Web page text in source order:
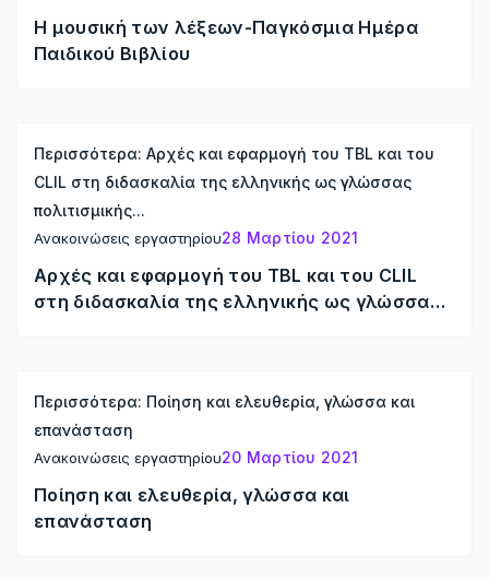
Η μουσική των λέξεων-Παγκόσμια Ημέρα
Παιδικού Βιβλίου
Αρχές και εφαρμογή του TBL και του CLIL
στη διδασκαλία της ελληνικής ως γλώσσας
Ανακοινώσεις εργαστηρίου28 Μαρτίου 2021
Περισσότερα: Αρχές και εφαρμογή του TBL και του
CLIL στη διδασκαλία της ελληνικής ως γλώσσας
πολιτισμικής...
Ποίηση και ελευθερία, γλώσσα και
επανάσταση
Ανακοινώσεις εργαστηρίου20 Μαρτίου 2021
Περισσότερα: Ποίηση και ελευθερία, γλώσσα και
επανάσταση